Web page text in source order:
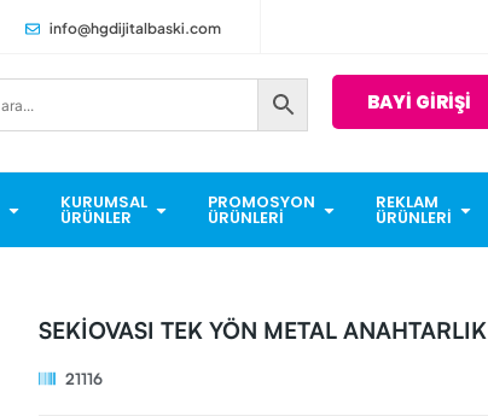
info@hgdijitalbaski.com
BAYİ GİRİŞİ
KURUMSAL
ÜRÜNLER
PROMOSYON
ÜRÜNLERI
REKLAM
ÜRÜNLERI
SEKİOVASI TEK YÖN METAL ANAHTARLIK
21116